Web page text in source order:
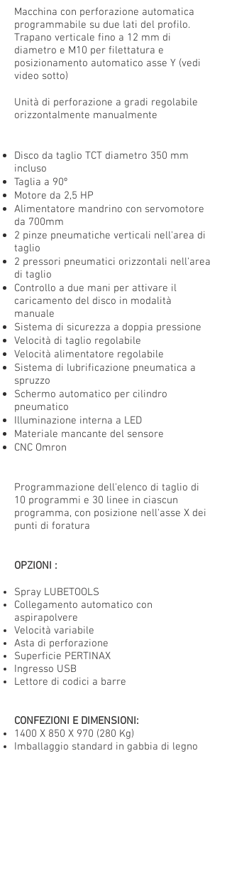
Macchina con perforazione automatica
programmabile su due lati del profilo.
Trapano verticale fino a 12 mm di
diametro e M10 per filettatura e
posizionamento automatico asse Y (vedi
video sotto)
Unità di perforazione a gradi regolabile
orizzontalmente manualmente
Disco da taglio TCT diametro 350 mm
incluso
Taglia a 90º
Motore da 2,5 HP
Alimentatore mandrino con servomotore
da 700mm
2 pinze pneumatiche verticali nell'area di
taglio
2 pressori pneumatici orizzontali nell'area
di taglio
Controllo a due mani per attivare il
caricamento del disco in modalità
manuale
Sistema di sicurezza a doppia pressione
Velocità di taglio regolabile
Velocità alimentatore regolabile
Sistema di lubrificazione pneumatica a
spruzzo
Schermo automatico per cilindro
pneumatico
Illuminazione interna a LED
Materiale mancante del sensore
CNC Omron
Programmazione dell'elenco di taglio di
10 programmi e 30 linee in ciascun
programma, con posizione nell'asse X dei
punti di foratura
OPZIONI :
Spray LUBETOOLS
Collegamento automatico con
aspirapolvere
Velocità variabile
Asta di perforazione
Superficie PERTINAX
Ingresso USB
Lettore di codici a barre
CONFEZIONI E DIMENSIONI:
1400 X 850 X 970 (280 Kg)
Imballaggio standard in gabbia di legno